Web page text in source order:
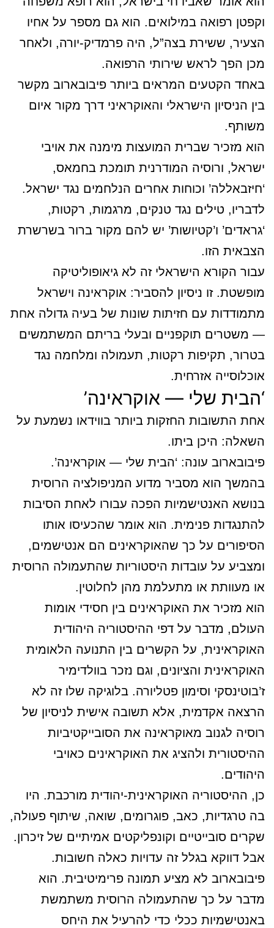
וקפטן רפואה במילואים. הוא גם מספר על אחיו
הצעיר, ששירת בצה”ל, היה פרמדיק-יורה, ולאחר
מכן הפך לראש שירותי הרפואה.
באחד הקטעים המראים ביותר פיבובארוב מקשר
בין הניסיון הישראלי והאוקראיני דרך מקור איום
משותף.
הוא מזכיר שברית המועצות מימנה את אויבי
ישראל, ורוסיה המודרנית תומכת בחמאס,
‘חיזבאללה’ וכוחות אחרים הנלחמים נגד ישראל.
לדבריו, טילים נגד טנקים, מרגמות, רקטות,
‘גראדים’ ו’קטיושות’ יש להם מקור ברור בשרשרת
הצבאית הזו.
עבור הקורא הישראלי זה לא גיאופוליטיקה
מופשטת. זו ניסיון להסביר: אוקראינה וישראל
מתמודדות עם חזיתות שונות של בעיה גדולה אחת
— משטרים תוקפניים ובעלי בריתם המשתמשים
בטרור, תקיפות רקטות, תעמולה ומלחמה נגד
אוכלוסייה אזרחית.
‘הבית שלי — אוקראינה’
אחת התשובות החזקות ביותר בווידאו נשמעת על
השאלה: היכן ביתו.
פיבובארוב עונה: ‘הבית שלי — אוקראינה’.
בהמשך הוא מסביר מדוע המניפולציה הרוסית
בנושא האנטישמיות הפכה עבורו לאחת הסיבות
להתנגדות פנימית. הוא אומר שהכעיסו אותו
הסיפורים על כך שהאוקראינים הם אנטישמים,
ומצביע על עובדות היסטוריות שהתעמולה הרוסית
או מעוותת או מתעלמת מהן לחלוטין.
הוא מזכיר את האוקראינים בין חסידי אומות
העולם, מדבר על דפי ההיסטוריה היהודית
האוקראינית, על הקשרים בין התנועה הלאומית
האוקראינית והציונים, וגם נזכר בוולדימיר
ז’בוטינסקי וסימון פטליורה. בלוגיקה שלו זה לא
הרצאה אקדמית, אלא תשובה אישית לניסיון של
רוסיה לגנוב מאוקראינה את הסובייקטיביות
ההיסטורית ולהציג את האוקראינים כאויבי
היהודים.
כן, ההיסטוריה האוקראינית-יהודית מורכבת. היו
בה טרגדיות, כאב, פוגרומים, שואה, שיתוף פעולה,
שקרים סובייטיים וקונפליקטים אמיתיים של זיכרון.
אבל דווקא בגלל זה עדויות כאלה חשובות.
פיבובארוב לא מציע תמונה פרימיטיבית. הוא
מדבר על כך שהתעמולה הרוסית משתמשת
באנטישמיות ככלי כדי להרעיל את היחס